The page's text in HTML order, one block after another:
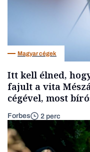
Magyar cégek
Itt kell élned,
fajult a vita
cégével, most
Forbes 2 perc